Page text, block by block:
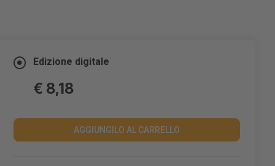
Edizione digitale
€ 8,18
AGGIUNGILO AL CARRELLO